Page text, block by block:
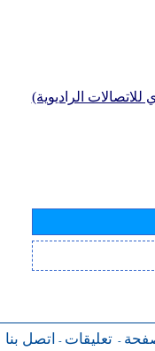
الراديوية)
- تعليقات - اتصل بنا